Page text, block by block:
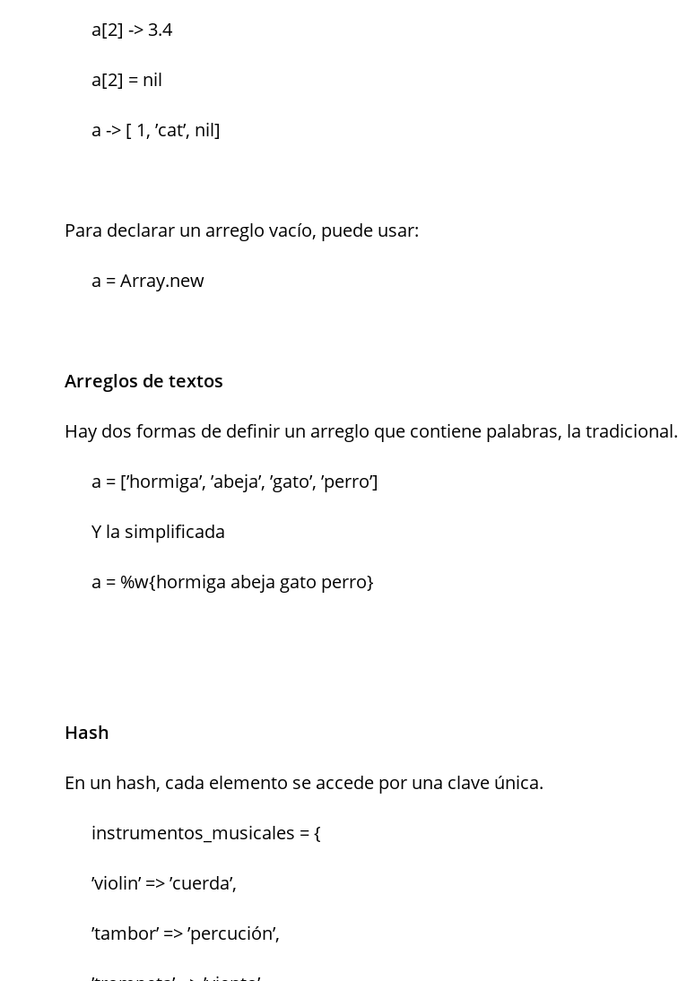
a[2] -> 3.4
a[2] = nil
a -> [ 1, ’cat’, nil]
Para declarar un arreglo vacío, puede usar:
a = Array.new
Arreglos de textos
Hay dos formas de definir un arreglo que contiene palabras, la tradicional.
a = [’hormiga’, ’abeja’, ’gato’, ’perro’]
Y la simplificada
a = %w{hormiga abeja gato perro}
Hash
En un hash, cada elemento se accede por una clave única.
instrumentos_musicales = {
’violin’ => ’cuerda’,
’tambor’ => ’percución’,